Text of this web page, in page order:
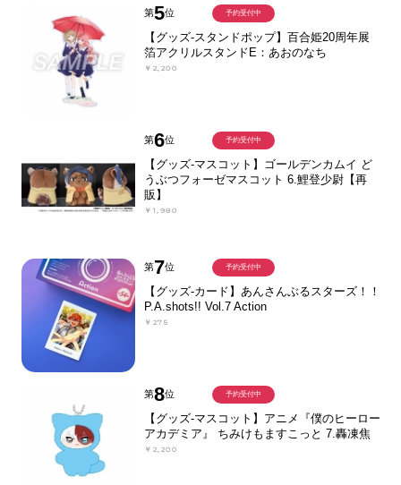
第5位
【グッズ-スタンドポップ】百合姫20周年展
箔アクリルスタンドE：あおのなち
￥2,200
予約受付中
第6位
【グッズ-マスコット】ゴールデンカムイ ど
うぶつフォーゼマスコット 6.鯉登少尉【再
販】
￥1,980
予約受付中
第7位
【グッズ-カード】あんさんぶるスターズ！！
P.A.shots!! Vol.7 Action
￥275
予約受付中
第8位
【グッズ-マスコット】アニメ『僕のヒーロー
アカデミア』 ちみけもますこっと 7.轟凍焦
￥2,200
予約受付中